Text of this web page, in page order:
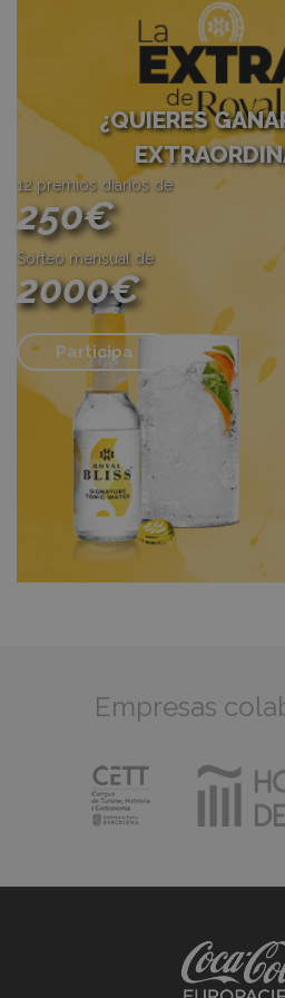
¿QUIERES
12 premios diarios de
250€
Sorteo mensual de
2000€
Participa
Empresas